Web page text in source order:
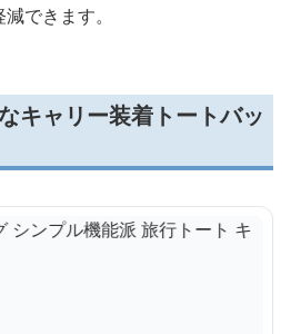
できます。
キャリー装着トートバッ